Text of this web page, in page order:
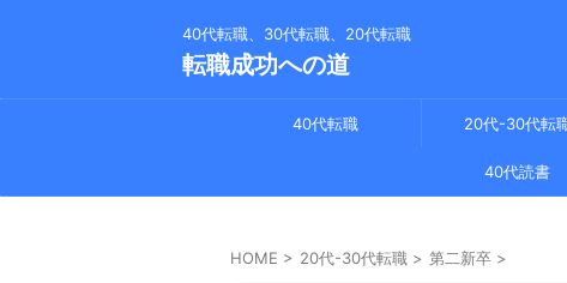
40代転職、30代転職、20代転職
転職成功への道
40代転職 20代-30代転
40代読書
HOME > 20代-30代転職 > 第二新卒 >